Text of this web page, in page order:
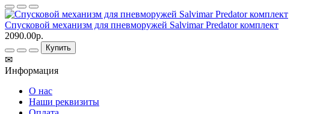
Спусковой механизм для пневморужей Salvimar Predator комплект
2090.00р.
Купить
✉
Информация
О нас
Наши реквизиты